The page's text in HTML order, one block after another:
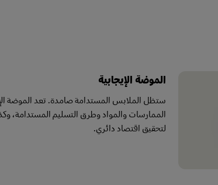
الموضة الإيجابية
ستظل الملابس المستدامة صامدة. تعد الموضة
الممارسات والمواد وطرق التسليم المستدامة،
لتحقيق اقتصاد دائري.